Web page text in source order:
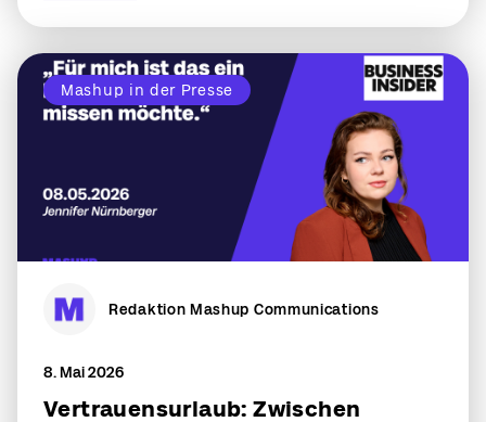
Mashup in der Presse
Redaktion Mashup Communications
8. Mai 2026
Vertrauensurlaub: Zwischen